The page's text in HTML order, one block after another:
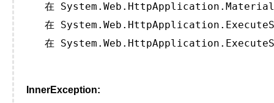
在
在
在
InnerException: